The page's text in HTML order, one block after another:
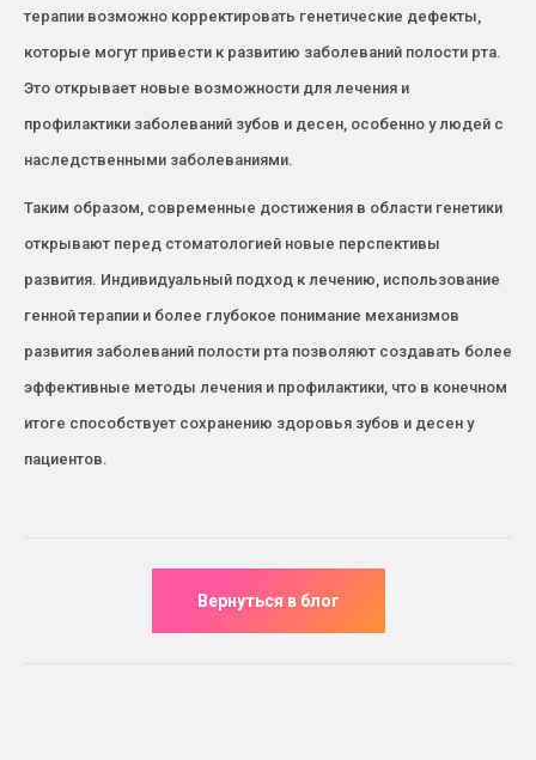
терапии возможно корректировать генетические дефекты,
которые могут привести к развитию заболеваний полости рта.
Это открывает новые возможности для лечения и
профилактики заболеваний зубов и десен, особенно у людей с
наследственными заболеваниями.
Таким образом, современные достижения в области генетики
открывают перед стоматологией новые перспективы
развития. Индивидуальный подход к лечению, использование
генной терапии и более глубокое понимание механизмов
развития заболеваний полости рта позволяют создавать более
эффективные методы лечения и профилактики, что в конечном
итоге способствует сохранению здоровья зубов и десен у
пациентов.